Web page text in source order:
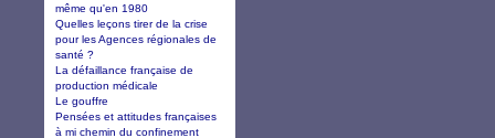
même qu'en 1980
Quelles leçons tirer de la crise
pour les Agences régionales de
santé ?
La défaillance française de
production médicale
Le gouffre
Pensées et attitudes françaises
à mi chemin du confinement